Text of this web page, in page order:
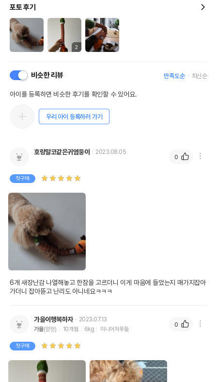
포토 후기
2
비슷한 리뷰 만족도순 최신순
아이를 등록하면 비슷한 후기를 확인할 수 있어요.
우리 아이 등록하러 가기
호랑말코같은귀염둥이 2023.08.05
첫구매
6개 새장난감 나열해놓고 한참을 고르더니 이게 마음에 들었는지 매가지잡아
가더니 잡아뜯고 난리도 아니네요ㅋㅋㅋ
0
가을이행복하자
2023.07.13
가을(암컷) 10개월 6kg 미니어처푸들
첫구매
0